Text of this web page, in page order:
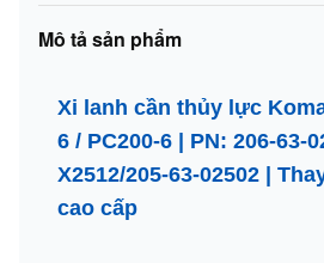
Mô tả sản phẩm
Xi lanh cần thủy lực
6 / PC200-6 | PN: 206-63-
X2512/205-63-02502 |
cao cấp